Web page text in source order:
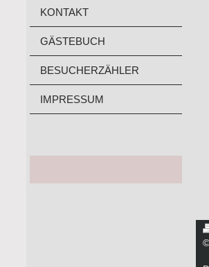
KONTAKT
GÄSTEBUCH
BESUCHERZÄHLER
IMPRESSUM